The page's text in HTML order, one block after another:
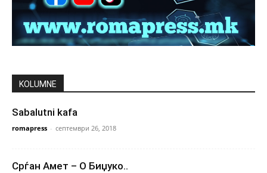
KOLUMNE
Sabalutni kafa
romapress - септември 26, 2018
Срѓан Амет – О Биџуко..